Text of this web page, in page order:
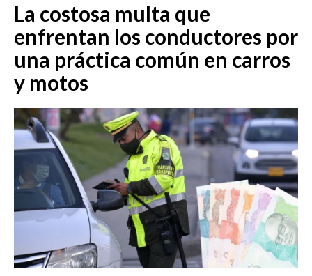
EMISIÓN 12:30 PM
EMISIÓN 7:00 PM
EMISIÓN 11:30 PM
La costosa multa que
enfrentan los conductores por
una práctica común en carros
y motos